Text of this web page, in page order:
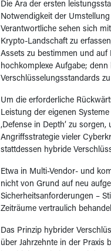
Die Ära der ersten
Notwendigkeit der
Verantwortliche sehen sich
Krypto-Landschaft zu
Assets zu bestimmen und auf
hochkomplexe Aufgabe;
Verschlüsselungsstandards
Um die erforderliche
Leistung der eigenen
‚Defense in Depth‘ zu
Angriffsstrategie vieler
stattdessen hybride
Etwa in Multi-Vendor- und
nicht von Grund auf neu
Sicherheitsanforderungen –
Zeiträume vertraulich
Das Prinzip hybrider
über Jahrzehnte in der Praxis